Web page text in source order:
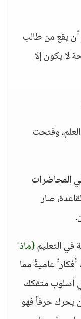
أن يقع من طالب
لا يكون إلا
وفتحت
المحاضرات
صار
التعليم(ماذا
عاميةً مما
أسلوب متفكك
يحرك حرفاً فهو